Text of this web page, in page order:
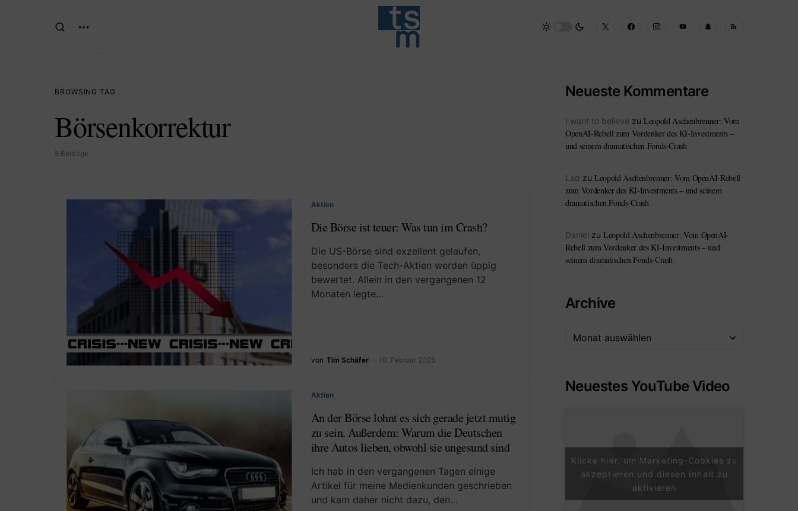
BROWSING TAG
Börsenkorrektur
5 Beiträge
Aktien
Die Börse ist teuer: Was tun im Crash?
Die US-Börse sind exzellent gelaufen,
besonders die Tech-Aktien werden üppig
bewertet. Allein in den vergangenen 12
Monaten legte…
von Tim Schäfer 10. Februar 2025
Aktien
An der Börse lohnt es sich gerade jetzt mutig
zu sein. Außerdem: Warum die Deutschen
ihre Autos lieben, obwohl sie ungesund sind
Ich hab in den vergangenen Tagen einige
Artikel für meine Medienkunden geschrieben
und kam daher nicht dazu, den…
Neueste Kommentare
I want to believe zu Leopold Aschenbrenner: Vom
OpenAI-Rebell zum Vordenker des KI-Investments –
und seinem dramatischen Fonds-Crash
Lad zu Leopold Aschenbrenner: Vom OpenAI-Rebell
zum Vordenker des KI-Investments – und seinem
dramatischen Fonds-Crash
Daniel zu Leopold Aschenbrenner: Vom OpenAI-
Rebell zum Vordenker des KI-Investments – und
seinem dramatischen Fonds-Crash
Archive
Neuestes YouTube Video
Klicke hier, um Marketing-Cookies zu
akzeptieren und diesen Inhalt zu
aktivieren